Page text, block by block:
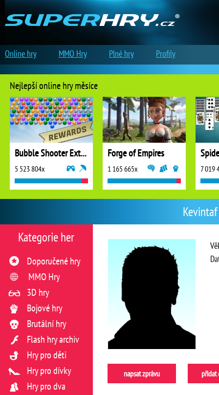
napsat zprávu přidat
Kategorie her
Doporučené hry
MMO Hry
3D hry
Bojové hry
Brutální hry
Flash hry archiv
Hry pro děti
Hry pro dívky
Hry pro dva
Nejlepší online hry měsíce
Bubble Shooter Extreme
5 523 804x
Forge of Empires
1 165 665x 7 019
Online hry MMO Hry Plné hry Profily